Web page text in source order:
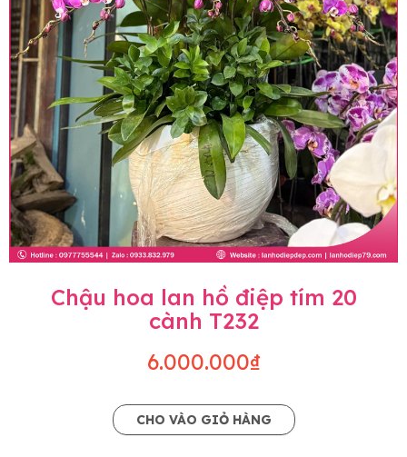
Chậu hoa lan hồ điệp tím 20
cành T232
6.000.000₫
CHO VÀO GIỎ HÀNG